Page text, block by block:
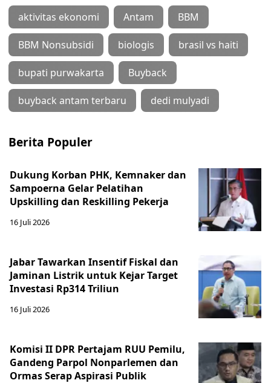
aktivitas ekonomi Antam BBM
BBM Nonsubsidi biologis brasil vs haiti
bupati purwakarta Buyback
buyback antam terbaru dedi mulyadi
Berita Populer
Dukung Korban PHK, Kemnaker dan
Sampoerna Gelar Pelatihan
Upskilling dan Reskilling Pekerja
16 Juli 2026
Jabar Tawarkan Insentif Fiskal dan
Jaminan Listrik untuk Kejar Target
Investasi Rp314 Triliun
16 Juli 2026
Komisi II DPR Pertajam RUU Pemilu,
Gandeng Parpol Nonparlemen dan
Ormas Serap Aspirasi Publik